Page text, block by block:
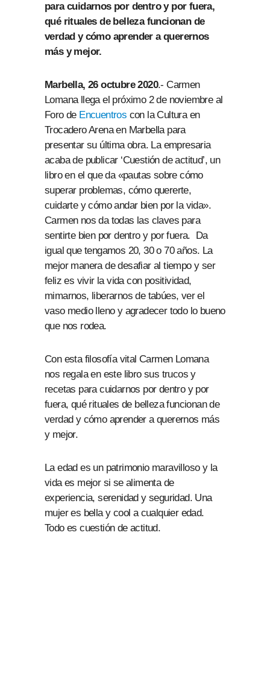
para cuidarnos por dentro y por fuera,
qué rituales de belleza funcionan de
verdad y cómo aprender a querernos
más y mejor.
Marbella, 26 octubre 2020.- Carmen
Lomana llega el próximo 2 de noviembre al
Foro de Encuentros con la Cultura en
Trocadero Arena en Marbella para
presentar su última obra. La empresaria
acaba de publicar ‘Cuestión de actitud’, un
libro en el que da «pautas sobre cómo
superar problemas, cómo quererte,
cuidarte y cómo andar bien por la vida».
Carmen nos da todas las claves para
sentirte bien por dentro y por fuera. Da
igual que tengamos 20, 30 o 70 años. La
mejor manera de desafiar al tiempo y ser
feliz es vivir la vida con positividad,
mimarnos, liberarnos de tabúes, ver el
vaso medio lleno y agradecer todo lo bueno
que nos rodea.
Con esta filosofía vital Carmen Lomana
nos regala en este libro sus trucos y
recetas para cuidarnos por dentro y por
fuera, qué rituales de belleza funcionan de
verdad y cómo aprender a querernos más
y mejor.
La edad es un patrimonio maravilloso y la
vida es mejor si se alimenta de
experiencia, serenidad y seguridad. Una
mujer es bella y cool a cualquier edad.
Todo es cuestión de actitud.